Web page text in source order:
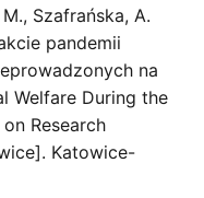
Szafrańska, A.
pandemii
na
Welfare During the
Research
Katowice-